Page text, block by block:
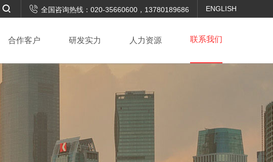
ENGLISH
 全国咨询热线：020-35660600，13780189686


合作客户 研发实力 人力资源 联系我们